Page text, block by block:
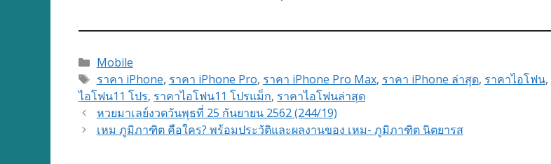
Categories
Mobile
Tags
ราคา iPhone, ราคา iPhone Pro, ราคา iPhone Pro Max, ราคา iPhone ล่าสุด, ราคาไอโฟน,
ไอโฟน11 โปร, ราคาไอโฟน11 โปรแม็ก, ราคาไอโฟนล่าสุด
หวยมาเลย์งวดวันพุธที่ 25 กันยายน 2562 (244/19)
เหม ภูมิภาฑิต คือใคร? พร้อมประวัติและผลงานของ เหม- ภูมิภาฑิต นิตยารส